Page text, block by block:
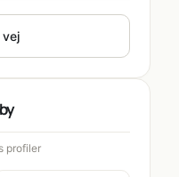
vej
profiler